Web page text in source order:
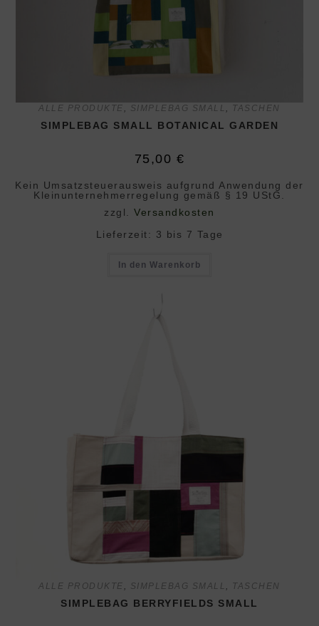
ALLE PRODUKTE , SIMPLEBAG SMALL , TASCHEN
SIMPLEBAG SMALL BOTANICAL GARDEN
75,00 €
Kein Umsatzsteuerausweis aufgrund Anwendung der
Klein­unternehmer­regelung gemäß § 19 UStG.
zzgl.Versandkosten
Lieferzeit: 3 bis 7 Tage
In den Warenkorb
ALLE PRODUKTE SIMPLEBAG SMALL TASCHEN
SIMPLEBAG BERRYFIELDS SMALL